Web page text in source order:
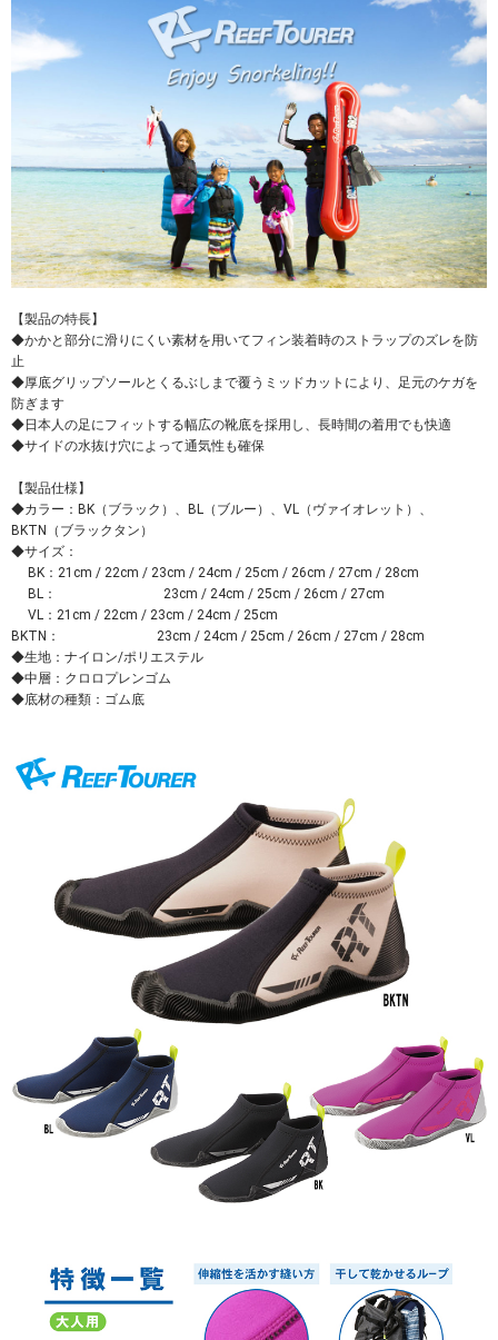
【製品の特長】
◆かかと部分に滑りにくい素材を用いてフィン装着時のストラップのズレを防
止
◆厚底グリップソールとくるぶしまで覆うミッドカットにより、足元のケガを
防ぎます
◆日本人の足にフィットする幅広の靴底を採用し、長時間の着用でも快適
◆サイドの水抜け穴によって通気性も確保
【製品仕様】
◆カラー：BK（ブラック）、BL（ブルー）、VL（ヴァイオレット）、
BKTN（ブラックタン）
◆サイズ：
BK：21cm / 22cm / 23cm / 24cm / 25cm / 26cm / 27cm / 28cm
BL： 23cm / 24cm / 25cm / 26cm / 27cm
VL：21cm / 22cm / 23cm / 24cm / 25cm
BKTN： 23cm / 24cm / 25cm / 26cm / 27cm / 28cm
◆生地：ナイロン/ポリエステル
◆中層：クロロプレンゴム
◆底材の種類：ゴム底